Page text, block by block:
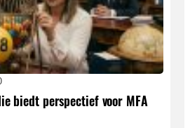
biedt perspectief voor MFA